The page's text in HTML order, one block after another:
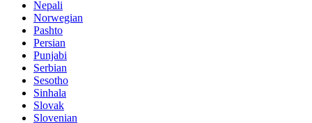
Nepali
Norwegian
Pashto
Persian
Punjabi
Serbian
Sesotho
Sinhala
Slovak
Slovenian